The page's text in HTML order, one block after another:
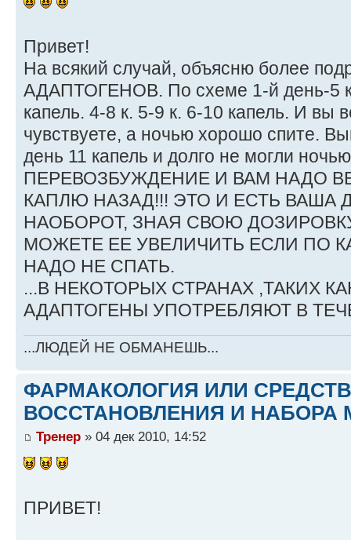
Привет!
На всякий случай, объясню более
АДАПТОГЕНОВ. По схеме 1-й день-5
капель. 4-8 к. 5-9 к. 6-10 капель. И вы
чувствуете, а ночью хорошо спите.
день 11 капель и долго не могли
ПЕРЕВОЗБУЖДЕНИЕ И ВАМ НАДО
КАПЛЮ НАЗАД!!! ЭТО И ЕСТЬ ВАША
НАОБОРОТ, ЗНАЯ СВОЮ
МОЖЕТЕ ЕЕ УВЕЛИЧИТЬ ЕСЛИ ПО
НАДО НЕ СПАТЬ.
...В НЕКОТОРЫХ СТРАНАХ ,ТАКИХ
АДАПТОГЕНЫ УПОТРЕБЛЯЮТ В
...ЛЮДЕЙ НЕ ОБМАНЕШЬ...
ФАРМАКОЛОГИЯ ИЛИ
ВОССТАНОВЛЕНИЯ И НАБОРА
Тренер » 04 дек 2010, 14:52
ПРИВЕТ!